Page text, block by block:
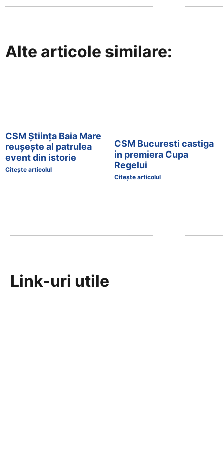
Alte articole similare:
CSM Știința Baia Mare
reușește al patrulea
event din istorie
Citește articolul
CSM Bucuresti castiga
in premiera Cupa
Regelui
Citește articolul
Link-uri utile